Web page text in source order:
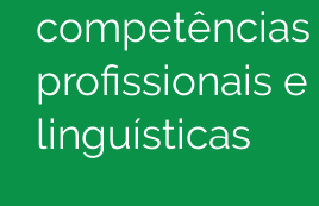
competências
profissionais e
linguísticas